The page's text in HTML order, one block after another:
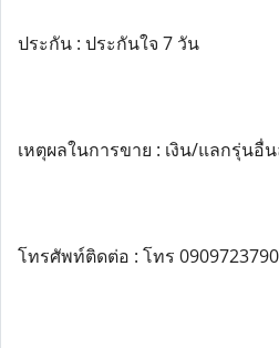
ประกัน : ประกันใจ 7 วัน
เหตุผลในการขาย : เงิน/แลกรุ่นอื่
โทรศัพท์ติดต่อ : โทร